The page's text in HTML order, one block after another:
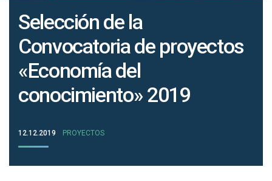
Selección de la
Convocatoria de proyectos
«Economía del
conocimiento» 2019
12.12.2019 PROYECTOS